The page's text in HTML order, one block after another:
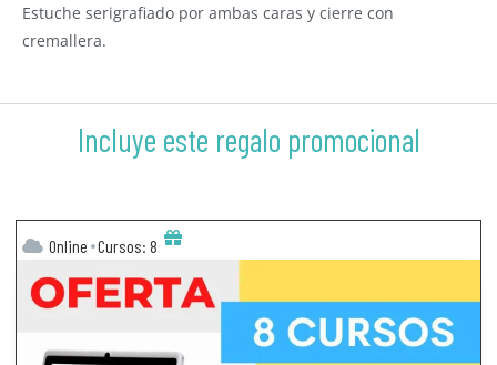
Estuche serigrafiado por ambas caras y cierre con
cremallera.
Incluye este regalo promocional
Online Cursos: 8